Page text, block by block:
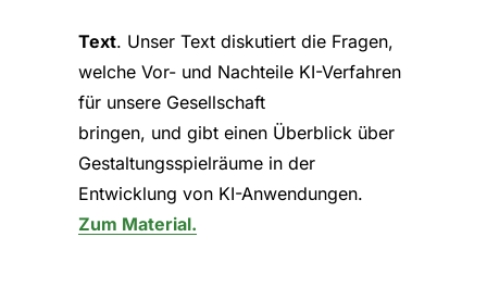
Text. Unser Text diskutiert die Fragen,
welche Vor- und Nachteile KI-Verfahren
für unsere Gesellschaft
bringen, und gibt einen Überblick über
Gestaltungsspielräume in der
Entwicklung von KI-Anwendungen.
Zum Material.